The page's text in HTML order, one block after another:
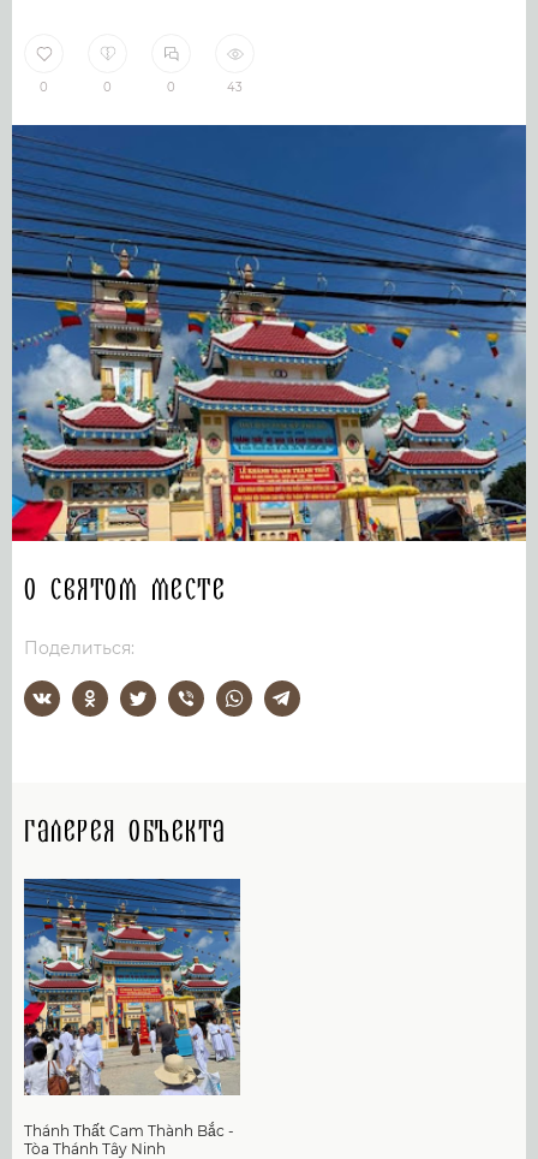
0 0 0 43
О святом месте
Поделиться:
Галерея объекта
Thánh Thất Cam Thành Bắc -
Tòa Thánh Tây Ninh